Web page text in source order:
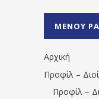
ΜΕΝΟΥ
Αρχική
Προφίλ –
Προφίλ –